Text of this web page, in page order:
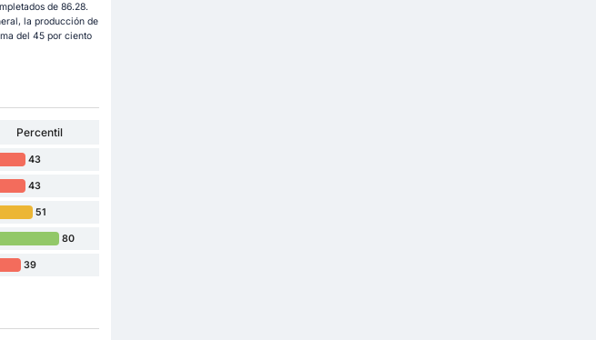
de 86.28.
la producción de
del 45 por ciento
Percentil
43
43
51
80
39